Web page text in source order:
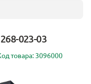
023-03
товара: 3096000